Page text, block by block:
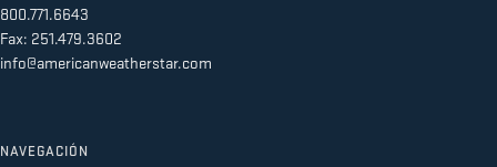
800.771.6643
Fax: 251.479.3602
info@americanweatherstar.com
NAVEGACIÓN